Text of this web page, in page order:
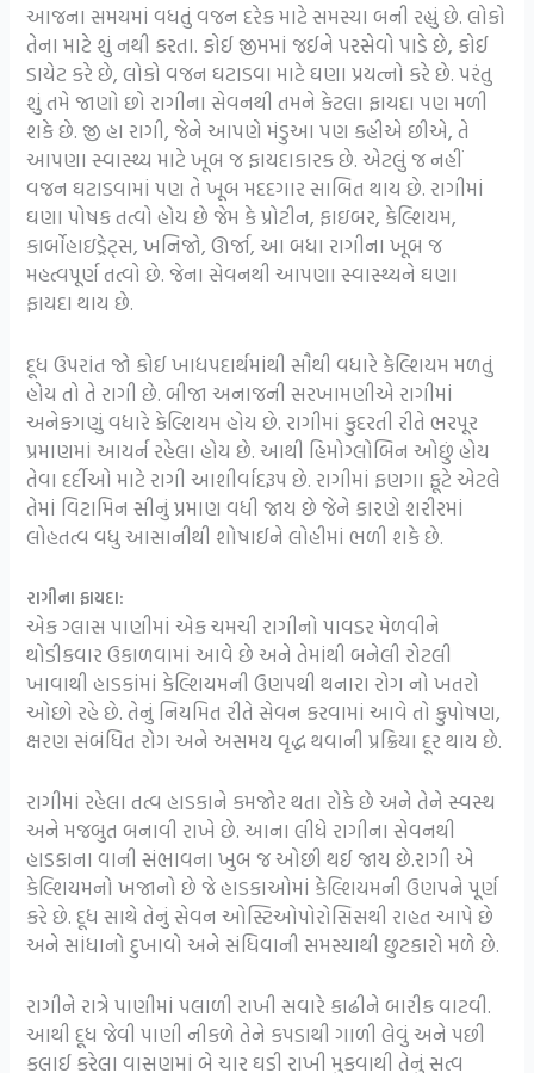
આજના સમયમાં વધતું વજન દરેક માટે સમસ્યા બની રહ્યું છે. લોકો
તેના માટે શું નથી કરતા. કોઈ જીમમાં જઈને પરસેવો પાડે છે, કોઈ
ડાયેટ કરે છે, લોકો વજન ઘટાડવા માટે ઘણા પ્રયત્નો કરે છે. પરંતુ
શું તમે જાણો છો રાગીના સેવનથી તમને કેટલા ફાયદા પણ મળી
શકે છે. જી હા રાગી, જેને આપણે મંડુઆ પણ કહીએ છીએ, તે
આપણા સ્વાસ્થ્ય માટે ખૂબ જ ફાયદાકારક છે. એટલું જ નહીં
વજન ઘટાડવામાં પણ તે ખૂબ મદદગાર સાબિત થાય છે. રાગીમાં
ઘણા પોષક તત્વો હોય છે જેમ કે પ્રોટીન, ફાઇબર, કેલ્શિયમ,
કાર્બોહાઇડ્રેટ્સ, ખનિજો, ઊર્જા, આ બધા રાગીના ખૂબ જ
મહત્વપૂર્ણ તત્વો છે. જેના સેવનથી આપણા સ્વાસ્થ્યને ઘણા
ફાયદા થાય છે.
દૂધ ઉપરાંત જો કોઈ ખાદ્યપદાર્થમાંથી સૌથી વધારે કેલ્શિયમ મળતું
હોય તો તે રાગી છે. બીજા અનાજની સરખામણીએ રાગીમાં
અનેકગણું વધારે કેલ્શિયમ હોય છે. રાગીમાં કુદરતી રીતે ભરપૂર
પ્રમાણમાં આયર્ન રહેલા હોય છે. આથી હિમોગ્લોબિન ઓછું હોય
તેવા દર્દીઓ માટે રાગી આશીર્વાદરૂપ છે. રાગીમાં ફણગા ફૂટે એટલે
તેમાં વિટામિન સીનું પ્રમાણ વધી જાય છે જેને કારણે શરીરમાં
લોહતત્વ વધુ આસાનીથી શોષાઈને લોહીમાં ભળી શકે છે.
રાગીના ફાયદા:
એક ગ્લાસ પાણીમાં એક ચમચી રાગીનો પાવડર મેળવીને
થોડીકવાર ઉકાળવામાં આવે છે અને તેમાંથી બનેલી રોટલી
ખાવાથી હાડકાંમાં કેલ્શિયમની ઉણપથી થનારા રોગ નો ખતરો
ઓછો રહે છે. તેનું નિયમિત રીતે સેવન કરવામાં આવે તો કુપોષણ,
ક્ષરણ સંબંધિત રોગ અને અસમય વૃદ્ધ થવાની પ્રક્રિયા દૂર થાય છે.
રાગીમાં રહેલા તત્વ હાડકાને કમજોર થતા રોકે છે અને તેને સ્વસ્થ
અને મજબુત બનાવી રાખે છે. આના લીધે રાગીના સેવનથી
હાડકાના વાની સંભાવના ખુબ જ ઓછી થઈ જાય છે.રાગી એ
કેલ્શિયમનો ખજાનો છે જે હાડકાઓમાં કેલ્શિયમની ઉણપને પૂર્ણ
કરે છે. દૂધ સાથે તેનું સેવન ઓસ્ટિઓપોરોસિસથી રાહત આપે છે
અને સાંધાનો દુખાવો અને સંધિવાની સમસ્યાથી છુટકારો મળે છે.
રાગીને રાત્રે પાણીમાં પલાળી રાખી સવારે કાઢીને બારીક વાટવી.
આથી દૂધ જેવી પાણી નીકળે તેને કપડાથી ગાળી લેવું અને પછી
કલાઈ કરેલા વાસણમાં બે ચાર ઘડી રાખી મુકવાથી તેનું સત્વ